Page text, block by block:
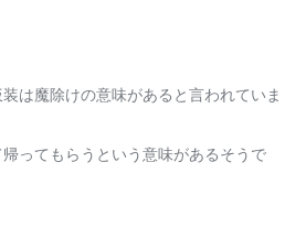
は魔除けの意味があると言われていま
ってもらうという意味があるそうで